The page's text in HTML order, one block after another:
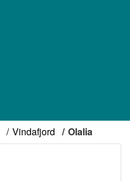
Vindafjord
Olalia